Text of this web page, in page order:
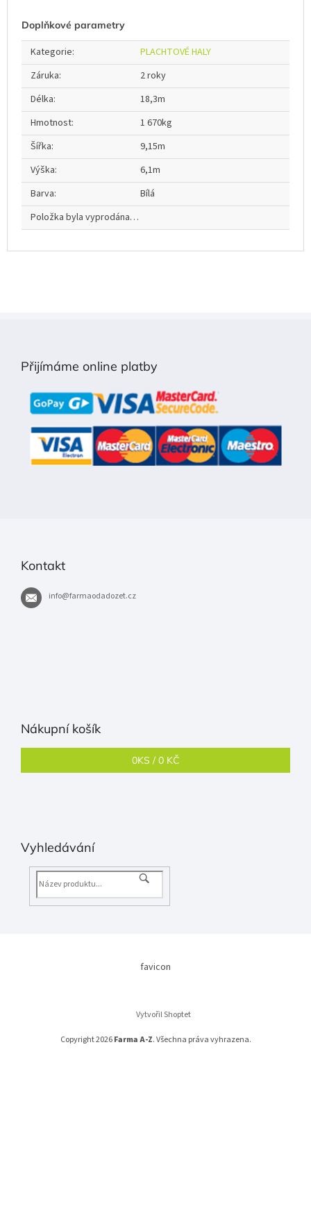
Doplňkové parametry
Kategorie:
PLACHTOVÉ HALY
Záruka:
2 roky
Délka:
18,3m
Hmotnost:
1 670kg
Šířka:
9,15m
Výška:
6,1m
Barva:
Bílá
Položka byla vyprodána…
Přijímáme online platby
Kontakt
info@farmaodadozet.cz
Nákupní košík
0KS /0 KČ
Vyhledávání
favicon
Vytvořil Shoptet
Copyright 2026Farma A-Z. Všechna práva vyhrazena.